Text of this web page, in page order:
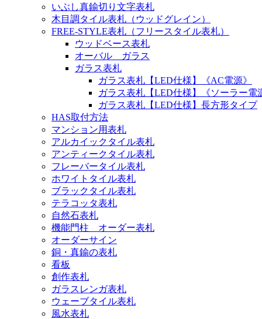
いぶし真鍮切り文字表札
木目調タイル表札（ウッドグレイン）
FREE-STYLE表札（フリースタイル表札）
ウッドベース表札
オーバル ガラス
ガラス表札
ガラス表札【LED仕様】《AC電源》
ガラス表札【LED仕様】《ソーラー電
ガラス表札【LED仕様】長方形タイプ
HAS取付方法
マンション用表札
アルカイックタイル表札
アンティークタイル表札
フレーバータイル表札
ホワイトタイル表札
ブラックタイル表札
テラコッタ表札
自然石表札
機能門柱 オーダー表札
オーダーサイン
銅・真鍮の表札
看板
創作表札
ガラスレンガ表札
ウェーブタイル表札
風水表札